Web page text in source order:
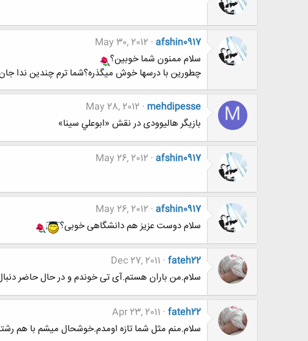
afshin0917
May 30, 2012
سلام ممنون شما خوبین؟
چطورین با درسها خوش میگذره؟شما ترم چندین ندا
M
mehdipesse
May 28, 2012
بازیگر هالیوودی در نقش «ابوعلي سينا»
afshin0917
May 26, 2012
afshin0917
May 26, 2012
سلام دوست عزیز هم دانشگاهی خوبی؟
fateh22
Dec 27, 2011
سلام.من باران هستم.آی تی خوندم و در حال حاضر
fateh22
Apr 23, 2011
سلام.منم مثل شما تازه اومدم.خوشحال میشم با هم